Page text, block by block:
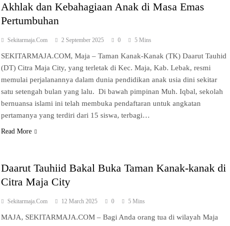
Akhlak dan Kebahagiaan Anak di Masa Emas
Pertumbuhan
Sekitarmaja.com 2 September 2025 0 5 Mins
SEKITARMAJA.COM, Maja – Taman Kanak-Kanak (TK) Daarut Tauhid
(DT) Citra Maja City, yang terletak di Kec. Maja, Kab. Lebak, resmi
memulai perjalanannya dalam dunia pendidikan anak usia dini sekitar
satu setengah bulan yang lalu. Di bawah pimpinan Muh. Iqbal, sekolah
bernuansa islami ini telah membuka pendaftaran untuk angkatan
pertamanya yang terdiri dari 15 siswa, terbagi…
Read More
Daarut Tauhiid Bakal Buka Taman Kanak-kanak di
Citra Maja City
Sekitarmaja.com 12 March 2025 0 5 Mins
MAJA, SEKITARMAJA.COM – Bagi Anda orang tua di wilayah Maja